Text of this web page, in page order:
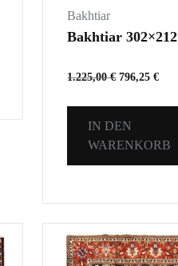
Bakhtiar
Bakhtiar 302×212
1.225,00€ 796,25€
IN DEN
WARENKORB